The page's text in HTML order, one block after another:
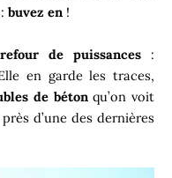
buvez en !
de puissances:
en garde les traces,
de bétonqu’on voit
d’une des dernières